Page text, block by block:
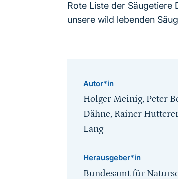
Rote Liste der Säugetiere
unsere wild lebenden
Autor*in
Holger Meinig, Peter
Dähne, Rainer
Lang
Herausgeber*in
Bundesamt für